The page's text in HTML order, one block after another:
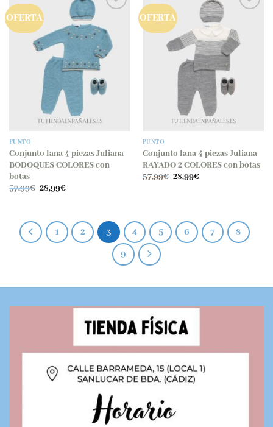
OFERTA
lista
de
deseos
PUNTO
Conjunto lana 4 piezas Juliana
BODOQUES COLORES con
botas
57,99€ El
57,99€.
28,99€El
28,99€.
OFERTA
lista
PUNTO
Conjunto lana 4 piezas Juliana
RAYADO 2 COLORES con botas
57,99€ El
28,99€El
1 2 3 4 5 6 7
8
9